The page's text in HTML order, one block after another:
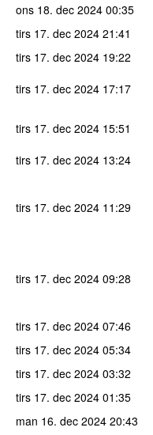
ons 18. dec 2024 00:35
tirs 17. dec 2024 21:41
tirs 17. dec 2024 19:22
tirs 17. dec 2024 17:17
tirs 17. dec 2024 15:51
tirs 17. dec 2024 13:24
tirs 17. dec 2024 11:29
tirs 17. dec 2024 09:28
tirs 17. dec 2024 07:46
tirs 17. dec 2024 05:34
tirs 17. dec 2024 03:32
tirs 17. dec 2024 01:35
man 16. dec 2024 20:43